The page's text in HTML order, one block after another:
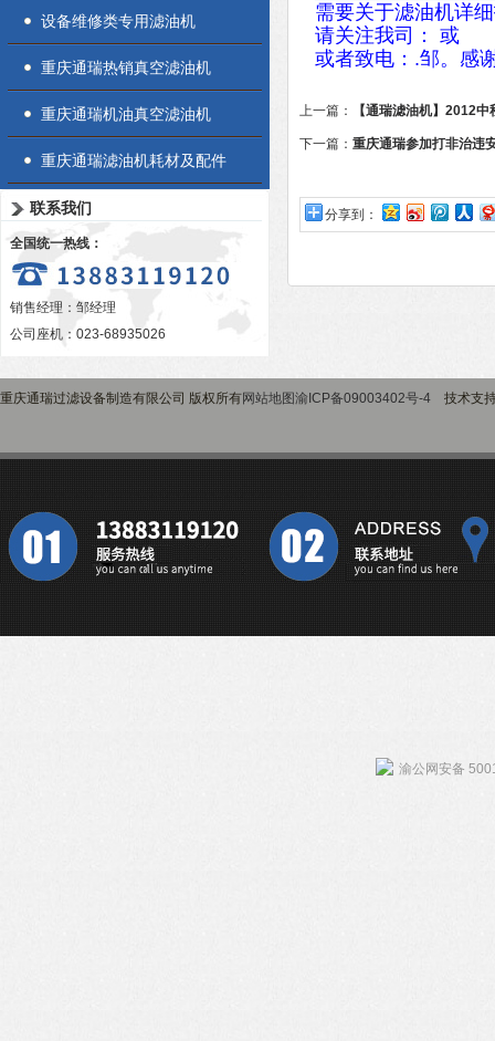
设备维修类专用滤油机
重庆通瑞热销真空滤油机
重庆通瑞机油真空滤油机
重庆通瑞滤油机耗材及配件
联系我们
全国统一热线：
销售经理：邹经理
公司座机：023-68935026
需要关于滤油机详
请关注我司：
或
或者致电： .邹。感
上一篇： 【通瑞滤油机】2012
下一篇： 重庆通瑞参加打非治违
分享到：
重庆通瑞过滤设备制造有限公司 版权所有网站地图渝ICP备09003402号-4 技术支
渝公网安备